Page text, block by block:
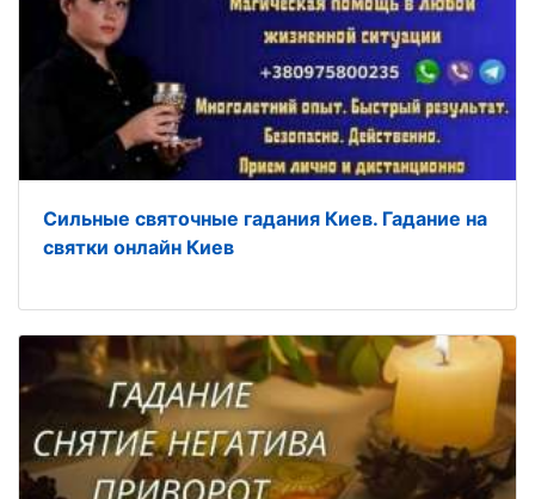
Сильные святочные гадания Киев. Гадание на
святки онлайн Киев